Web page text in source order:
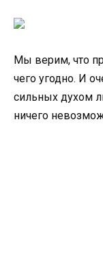
Мы верим, что
чего угодно. И
сильных духом
ничего